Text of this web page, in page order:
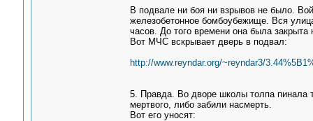
В подвале ни боя ни взрывов не было.
железобетонное бомбоубежище. Вся
часов. До того времени она была закрыта
Вот МЧС вскрывает дверь в подвал:
http://www.reyndar.org/~reyndar3/
5. Правда. Во дворе школы толпа пинала
мертвого, либо забили насмерть.
Вот его уносят: